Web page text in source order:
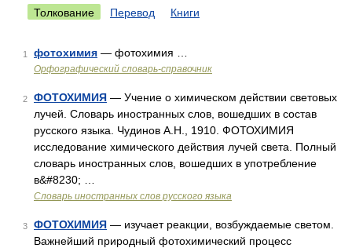
Толкование Перевод Книги
1 фотохимия — фотохимия …
Орфографический словарь-справочник
2 ФОТОХИМИЯ — Учение о химическом действии световых
лучей. Словарь иностранных слов, вошедших в состав
русского языка. Чудинов А.Н., 1910. ФОТОХИМИЯ
исследование химического действия лучей света. Полный
словарь иностранных слов, вошедших в употребление
в&#8230; …
Словарь иностранных слов русского языка
3 ФОТОХИМИЯ — изучает реакции, возбуждаемые светом.
Важнейший природный фотохимический процесс